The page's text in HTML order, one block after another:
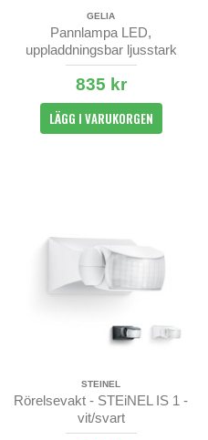
GELIA
Pannlampa LED,
uppladdningsbar ljusstark
1000 lumen
835 kr
LÄGG I VARUKORGEN
STEINEL
Rörelsevakt - STEiNEL IS 1 -
vit/svart